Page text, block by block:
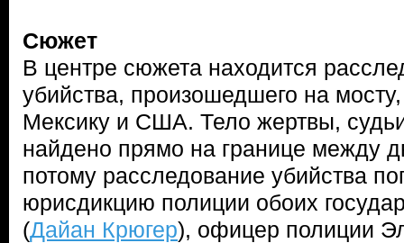
Сюжет
В центре сюжета находится
убийства, произошедшего на
Мексику и США. Тело жертвы,
найдено прямо на границе между
потому расследование убийства
юрисдикцию полиции обоих
(Дайан Крюгер), офицер полиции